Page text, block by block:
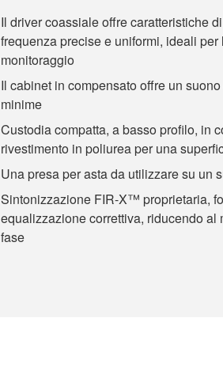
Il driver coassiale offre caratteristiche
frequenza precise e uniformi, ideali
monitoraggio
Il cabinet in compensato offre un
minime
Custodia compatta, a basso profilo, in
rivestimento in poliurea per una
Una presa per asta da utilizzare su un
Sintonizzazione FIR-X™ proprietaria,
equalizzazione correttiva, riducendo al
fase